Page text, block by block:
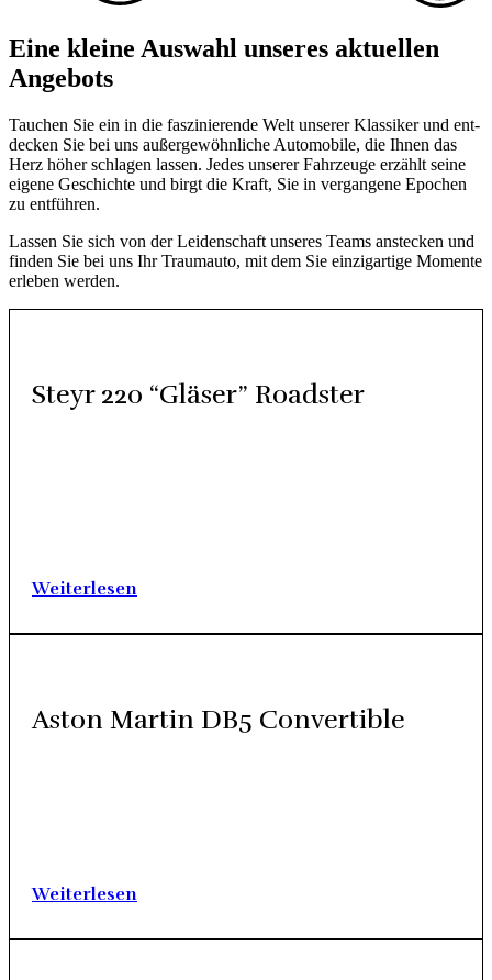
Eine klei­ne Aus­wahl unse­res aktu­el­len
Ange­bots
Tau­chen Sie ein in die fas­zi­nie­ren­de Welt unse­rer Klas­si­ker und ent­
de­cken Sie bei uns außer­ge­wöhn­li­che Auto­mo­bi­le, die Ihnen das
Herz höher schla­gen las­sen. Jedes unse­rer Fahr­zeu­ge erzählt sei­ne
eige­ne Geschich­te und birgt die Kraft, Sie in ver­gan­ge­ne Epo­chen
zu ent­füh­ren.
Las­sen Sie sich von der Lei­den­schaft unse­res Teams anste­cken und
fin­den Sie bei uns Ihr Traum­au­to, mit dem Sie ein­zig­ar­ti­ge Momen­te
erle­ben wer­den.
Steyr 220 “Glä­ser” Roads­ter
Wei­ter­le­sen
Aston Mar­tin DB5 Con­ver­ti­ble
Wei­ter­le­sen